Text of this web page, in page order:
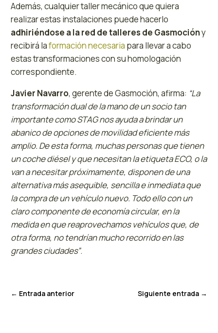
Además, cualquier taller mecánico que quiera
realizar estas instalaciones puede hacerlo
adhiriéndose a la red de talleres de Gasmocióny
recibirá laformación necesaria para llevar a cabo
estas transformaciones con su homologación
correspondiente.
Javier Navarro, gerente de Gasmoción, afirma: “La
transformación dual de la mano de un socio tan
importante como STAG nos ayuda a brindar un
abanico de opciones de movilidad eficiente más
amplio. De esta forma, muchas personas que tienen
un coche diésel y que necesitan la etiqueta ECO, o la
van a necesitar próximamente, disponen de una
alternativa más asequible, sencilla e inmediata que
la compra de un vehículo nuevo. Todo ello con un
claro componente de economía circular, en la
medida en que reaprovechamos vehículos que, de
otra forma, no tendrían mucho recorrido en las
grandes ciudades”.
← Entrada anterior Siguiente entrada→